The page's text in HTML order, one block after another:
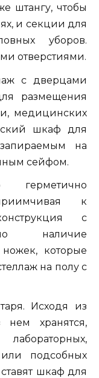
штангу, чтобы
и секции для
уборов.
отверстиями.
с дверцами
размещения
медицинских
шкаф для
на
сейфом.
к
с
наличие
которые
на полу с
Исходя из
хранятся,
подсобных
шкаф для